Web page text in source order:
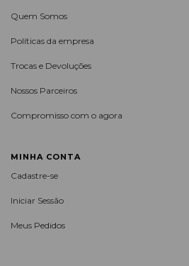
Quem Somos
Políticas da empresa
Trocas e Devoluções
Nossos Parceiros
Compromisso com o agora
MINHA CONTA
Cadastre-se
Iniciar Sessão
Meus Pedidos